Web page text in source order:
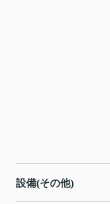
設備(その他)